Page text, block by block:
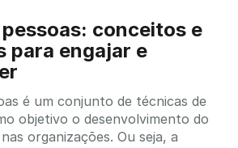
conceitos e
para engajar e
é um conjunto de técnicas de
objetivo o desenvolvimento do
organizações. Ou seja, a